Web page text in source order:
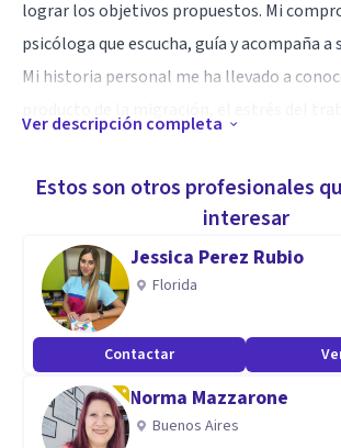
lograr los objetivos propuestos. Mi
psicóloga que escucha, guía y acompaña
Mi historia personal me ha llevado a
expectativas, el sufrimiento que pueden
problemas mentales a quien los sufre y a
Durante cada sesión, me pongo a
consultantes para ayudarlos desde su
procurando identificarme con sus luchas
poder ayudarlos a alcanzar sus metas.
Ver descripción completa
Estos son otros profesionales
interesar
Jessica Perez Rubio
Florida
Contactar
Norma Mazzarone
Buenos Aires